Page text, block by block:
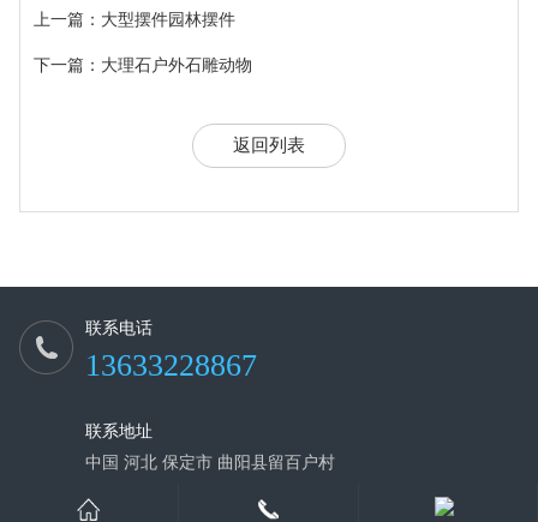
上一篇：大型摆件园林摆件
下一篇：大理石户外石雕动物
返回列表
联系电话
13633228867
联系地址
中国 河北 保定市 曲阳县留百户村
COPYRIGHT © 2020 曲阳鑫发石材雕刻品有限公司